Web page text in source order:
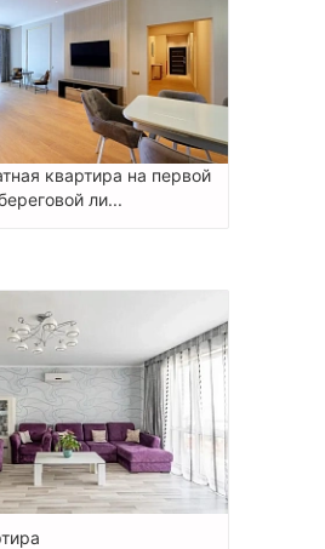
квартира на первой
ли...